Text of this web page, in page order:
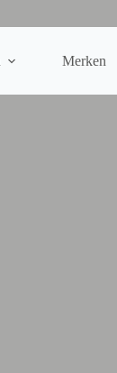
Merken